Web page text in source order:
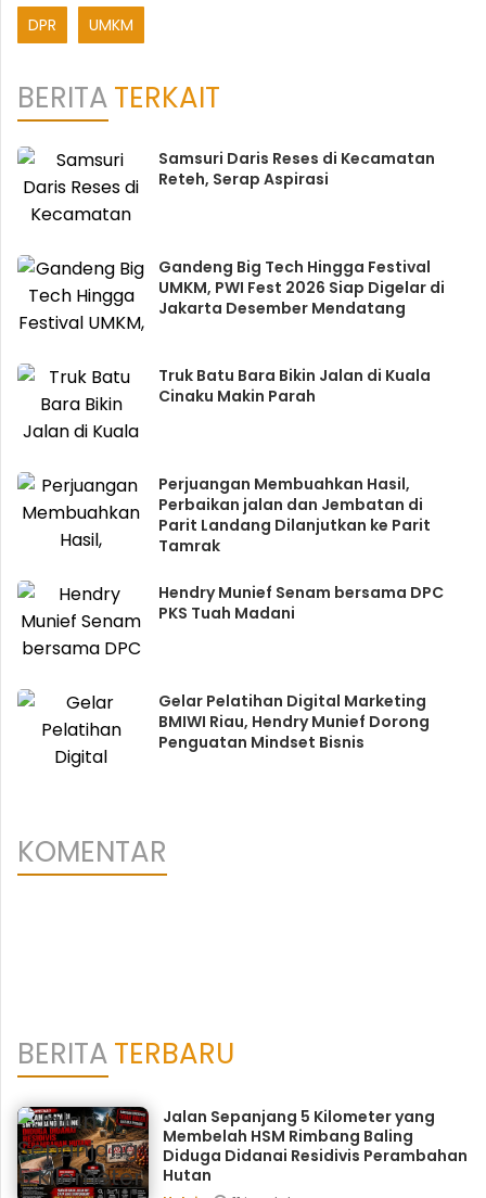
DPR UMKM
BERITATERKAIT
Samsuri Daris Reses di Kecamatan
Reteh, Serap Aspirasi
Gandeng Big Tech Hingga Festival
UMKM, PWI Fest 2026 Siap Digelar di
Jakarta Desember Mendatang
Truk Batu Bara Bikin Jalan di Kuala
Cinaku Makin Parah
Perjuangan Membuahkan Hasil,
Perbaikan jalan dan Jembatan di
Parit Landang Dilanjutkan ke Parit
Tamrak
Hendry Munief Senam bersama DPC
PKS Tuah Madani
Gelar Pelatihan Digital Marketing
BMIWI Riau, Hendry Munief Dorong
Penguatan Mindset Bisnis
KOMENTAR
BERITATERBARU
Jalan Sepanjang 5 Kilometer yang
Membelah HSM Rimbang Baling
Diduga Didanai Residivis Perambahan
Hutan